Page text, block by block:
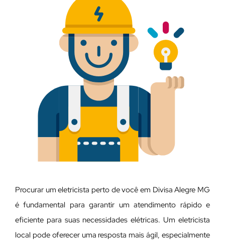
Procurar um eletricista perto de você em Divisa Alegre MG
é fundamental para garantir um atendimento rápido e
eficiente para suas necessidades elétricas. Um eletricista
local pode oferecer uma resposta mais ágil, especialmente